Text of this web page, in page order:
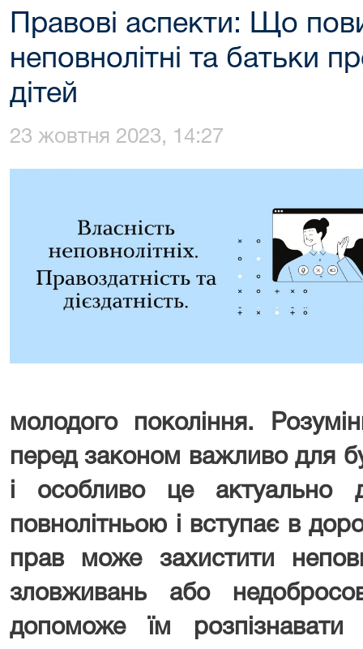
Правові аспекти: Що
неповнолітні та батьки
дітей
23 жовтня 2023, 14:27
молодого покоління.
перед законом важливо для
і особливо це актуально
повнолітньою і вступає в
прав може захистити
зловживань або
допоможе їм розпізнавати